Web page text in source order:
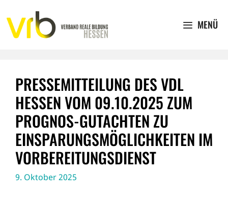
Inhalt
springen
MENÜ
PRESSEMITTEILUNG DES VDL
HESSEN VOM 09.10.2025 ZUM
PROGNOS-GUTACHTEN ZU
EINSPARUNGSMÖGLICHKEITEN IM
VORBEREITUNGSDIENST
9. Oktober 2025